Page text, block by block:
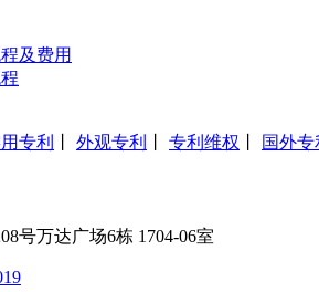
及费用
专利 外观专利 专利维权 国外专
号万达广场6栋 1704-06室